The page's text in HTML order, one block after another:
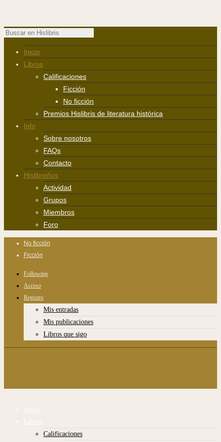
Inicio
Libros
Calificaciones
Ficción
No ficción
Premios Hislibris de literatura histórica
Info
Sobre nosotros
FAQs
Contacto
Hislibreños
Actividad
Grupos
Miembros
Foro
No ficción
Ficción
Following
Acceso
Registro
Mis entradas
Mis publicaciones
Libros que sigo
Inicio
Libros
Calificaciones